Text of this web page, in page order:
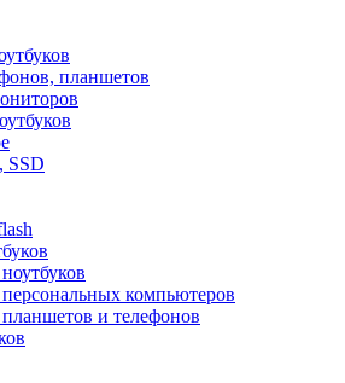
планшетов
SSD
компьютеров
и телефонов